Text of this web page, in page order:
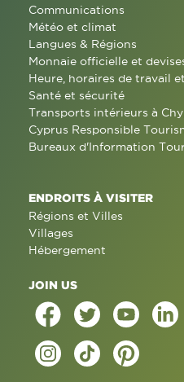
Communications
Météo et climat
Langues & Régions
Monnaie officielle et
Heure, horaires de travail
Santé et sécurité
Transports intérieurs à
Cyprus Responsible
Bureaux d'Information
ENDROITS À VISITER
Régions et Villes
Villages
Hébergement
JOIN US